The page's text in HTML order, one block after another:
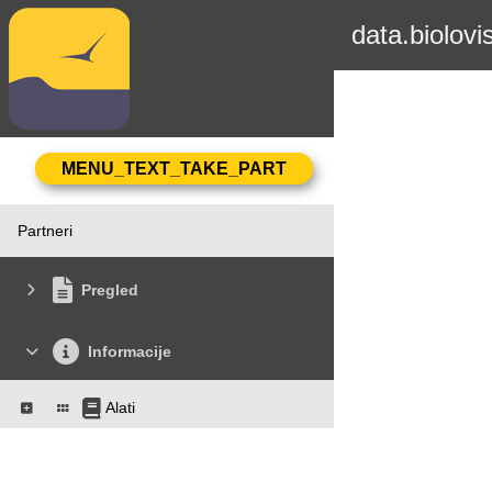
Partneri
Pregled
Informacije
Alati